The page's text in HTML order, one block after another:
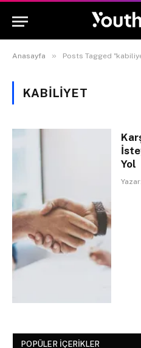
Anasayfa » Posts Tagged
KABILIYET
Yol
Yazar:
POPÜLER İÇERIKLER